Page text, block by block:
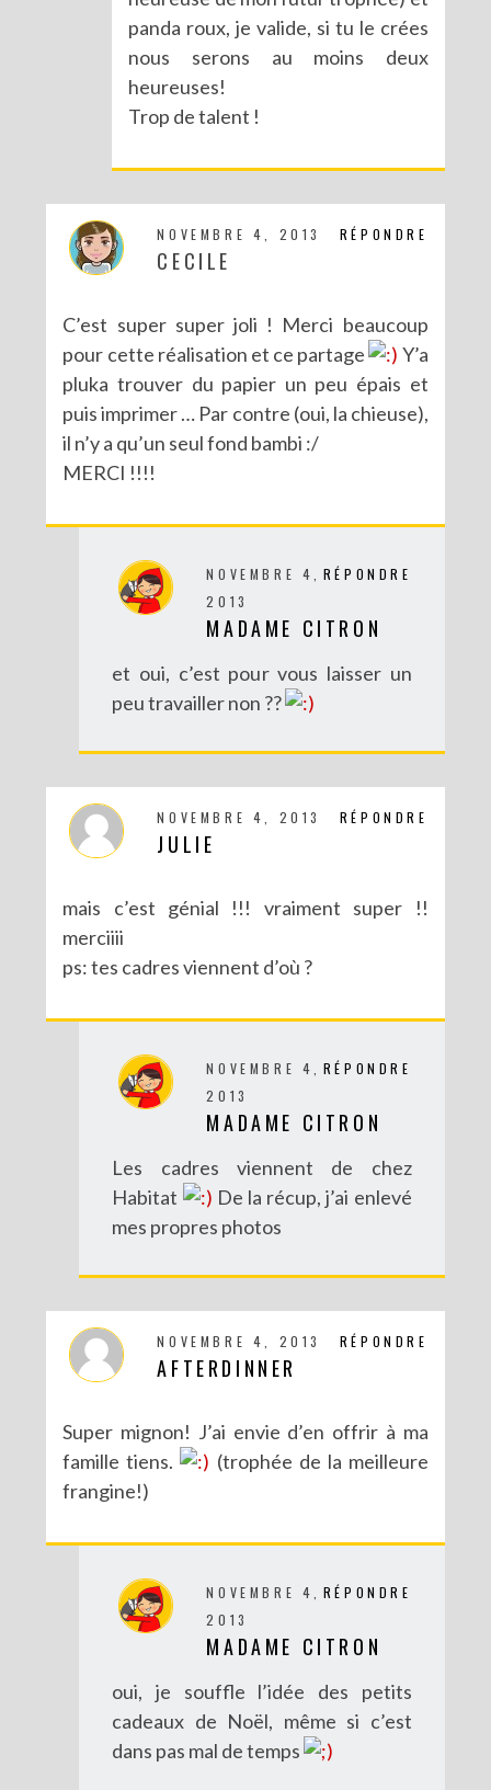
DIY : LES POMPONS MATRIOCHKA
panda roux, je valide, si tu le crées
nous serons au moins deux
heureuses!
Trop de talent !
RÉPONDRE
NOVEMBRE 4, 2013
CECILE
C’est super super joli ! Merci beaucoup
pour cette réalisation et ce partage
Y’a
pluka trouver du papier un peu épais et
puis imprimer … Par contre (oui, la chieuse),
il n’y a qu’un seul fond bambi :/
MERCI !!!!
RÉPONDRE
NOVEMBRE 4,
2013
MADAME CITRON
et oui, c’est pour vous laisser un
peu travailler non ??
RÉPONDRE
NOVEMBRE 4, 2013
JULIE
mais c’est génial !!! vraiment super !!
merciiii
ps: tes cadres viennent d’où ?
RÉPONDRE
NOVEMBRE 4,
2013
MADAME CITRON
Les cadres viennent de chez
Habitat
De la récup, j’ai enlevé
mes propres photos
RÉPONDRE
NOVEMBRE 4, 2013
AFTERDINNER
Super mignon! J’ai envie d’en offrir à ma
famille tiens.
(trophée de la meilleure
frangine!)
RÉPONDRE
NOVEMBRE 4,
2013
MADAME CITRON
oui, je souffle l’idée des petits
cadeaux de Noël, même si c’est
dans pas mal de temps